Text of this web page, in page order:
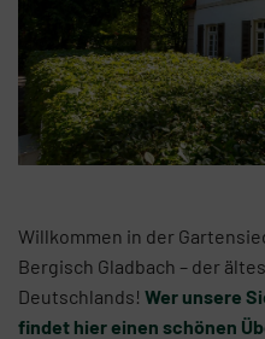
Willkommen in der
Bergisch Gladbach – der
Deutschlands! Wer unsere
findet hier einen schönen